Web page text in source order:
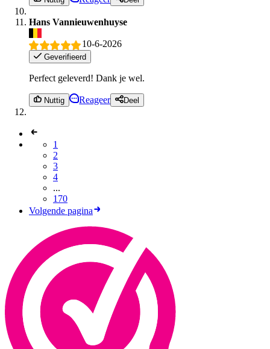
Hans Vannieuwenhuyse
10-6-2026
Geverifieerd
Perfect geleverd! Dank je wel.
Nuttig Reageer Deel
1
2
3
4
...
170
Volgende pagina